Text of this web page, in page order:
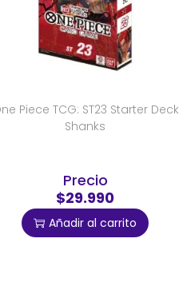
Piece TCG: ST23 Starter Deck
Shanks
Precio
$29.990
Añadir al carrito